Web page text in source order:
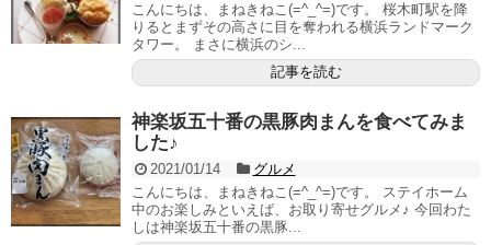
こんにちは、まねきねこ(=^_^=)です。 桜木町駅を降
りるとまずその高さに目を奪われる横浜ランドマーク
タワー。 まさに横浜のシ...
記事を読む
神楽坂五十番の黒豚肉まんを食べてみま
した♪
2021/01/14
グルメ
こんにちは、まねきねこ(=^_^=)です。 ステイホーム
中のお楽しみといえば、お取り寄せグルメ♪ 今回わた
しは神楽坂五十番の黒豚...